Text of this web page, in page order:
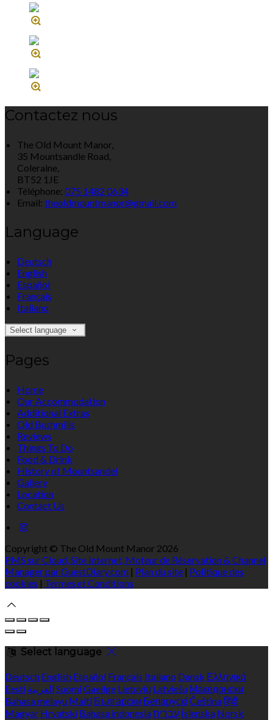
Contactez nous
The Old Mount Manor,
35 Mountsandle Road,
Coleraine,
BT52 1JE
Téléphone: 075 1482 0634
Email: theoldmountmanor@gmail.com
Language
Deutsch
English
Español
Français
Italiano
Select language
Pages
Home
Our Accommodation
Additional Extras
Old Bushmills
Reviews
Things To Do
Food & Drink
History of Mountsandel
Gallery
Location
Contact Us
Copyright © The Old Mount Manor 2026
PMS sur Cloud, Site Internet, Moteur de Réservation & Channel
Manager par GuestDiary.com | Plan du site | Politique des
cookies | Termes et Conditions
Select language
Deutsch English Español Français Italiano Dansk Ελληνικά
Eesti العربية SuomiGaeilge Lietuvių Latviešu Македонски
Bahasa melayu Malti Български Беларускі Češtinaहिंदी
Magyar Hrvatski Bahasa indonesiaעברית Íslenska Norsk